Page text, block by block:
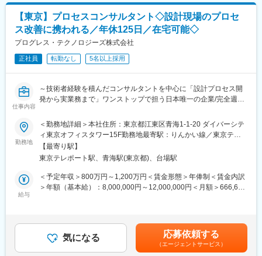
・出張：年間、３～４回、２週間程度海外出張（アジア方面）
・在宅勤務：週2日まで在宅勤務可能
変更の範囲：会社の定める業務
率・人件費等）に基づく課題の特定
・現行物流スキームや製造工程・生産ラインの改善、および新規
スキームの要件定義・設計・構築・運用立上げを伴走（PoC/試験
導入、現場の反応把握・チェンジマネジメントを含む）
・社内外のステークホルダーを巻き込み、計画・進捗・課題を統
合管理し合意形成を主導
・新規案件の提案活動（ヒアリング・課題整理・仮説構築・提案
書作成・プレゼンテーション）
■ポジション魅力
組織が急成長中のため、上位ポジションを目指せるチャンスが
あります。経営企画や商品開発、研究開発などへのキャリア展開
も可能な中核ポジションです。
◎早い昇格速度
トからシニアコンサルタントへ昇格されました（実例複数名）。
スキル・能力ある方は年齢問わず、抜擢する職場文化です。
す。定量的なデータ分析に加え、現場特有の制約や業務文化とい
った定性的な情報も丁寧に整理し、本質的な改善につながる提案
を行うことが、Mujinコンサルが選ばれ続けた最大の理由です。
【東京】プロセスコンサルタント◇設計現場のプロセ
ス改善に携われる／年休125日／在宅可能◇
プログレス・テクノロジーズ株式会社
正社員 転勤なし 5名以上採用
仕事内容
～技術者経験を積んだコンサルタントを中心に「設計プロセス開
発から実業務まで」ワンストップで担う日本唯一の企業/完全週休
/転勤なし/リモートワーク可～
■業務内容
大手メーカーの設計開発部門を主な顧客として、設計領域の改善
コンサルティングを担当頂きます。PTDBSと呼ばれる独自のメソ
トロジ―を用いて設計根拠を作る行為にまで踏み込み、設計改革
を主導しています。
◇要件定義・仕様設計
◇プロトタイプの作成管理、試験導入管理
◇導入フェーズ、アフターフォロー、効果検証等 →「設計プロセ
勤務地
＜勤務地詳細＞本社住所：東京都江東区青海1-1-20 ダイバーシテ
ィ東京オフィスタワー15F勤務地最寄駅：りんかい線／東京テレ
ポート駅受動喫煙対策：屋内全面禁煙
【最寄り駅】
東京テレポート駅、青海駅(東京都)、台場駅
給与
＜予定年収＞800万円～1,200万円＜賃金形態＞年俸制＜賃金内訳
＞年額（基本給）：8,000,000円～12,000,000円＜月額＞666,666
目安の金額であり、選考を通じて上下する可能性があります。月
給(月額)は固定手当を含めた表記です。
気になる 応募依頼する
（エージェントサービス）